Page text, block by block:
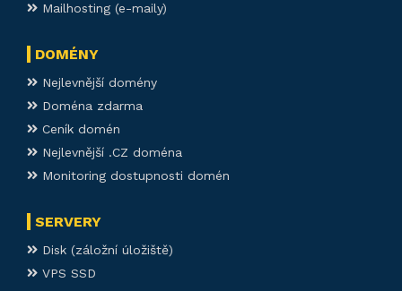
Mailhosting (e-maily)
DOMÉNY
Nejlevnější domény
Doména zdarma
Ceník domén
Nejlevnější .CZ doména
Monitoring dostupnosti domén
SERVERY
Disk (záložní úložiště)
VPS SSD